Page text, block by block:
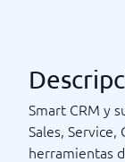
Smart CRM y
Sales,
herramientas